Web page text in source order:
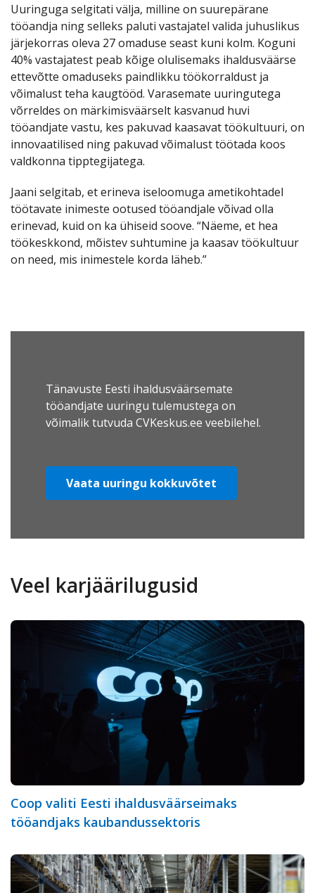
Uuringuga selgitati välja, milline on suurepärane
tööandja ning selleks paluti vastajatel valida juhuslikus
järjekorras oleva 27 omaduse seast kuni kolm. Koguni
40% vastajatest peab kõige olulisemaks ihaldusväärse
ettevõtte omaduseks paindlikku töökorraldust ja
võimalust teha kaugtööd. Varasemate uuringutega
võrreldes on märkimisväärselt kasvanud huvi
tööandjate vastu, kes pakuvad kaasavat töökultuuri, on
innovaatilised ning pakuvad võimalust töötada koos
valdkonna tipptegijatega.
Jaani selgitab, et erineva iseloomuga ametikohtadel
töötavate inimeste ootused tööandjale võivad olla
erinevad, kuid on ka ühiseid soove. “Näeme, et hea
töökeskkond, mõistev suhtumine ja kaasav töökultuur
on need, mis inimestele korda läheb.”
Tänavuste Eesti ihaldusväärsemate
tööandjate uuringu tulemustega on
võimalik tutvuda CVKeskus.ee veebilehel.
Vaata uuringu kokkuvõtet
Veel karjäärilugusid
Coop valiti Eesti ihaldusväärseimaks
tööandjaks kaubandussektoris